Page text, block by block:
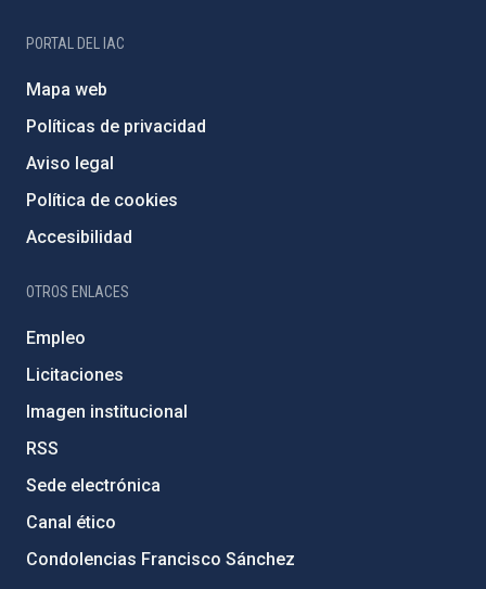
PORTAL DEL IAC
Mapa web
Políticas de privacidad
Aviso legal
Política de cookies
Accesibilidad
OTROS ENLACES
Empleo
Licitaciones
Imagen institucional
RSS
Sede electrónica
Canal ético
Condolencias Francisco Sánchez